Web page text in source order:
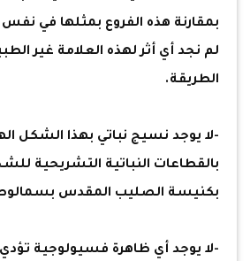
بمقارنة هذه الفروع بمثلها في
لم نجد أي أثر لهذه العلامة غير
الطريقة.
-لا يوجد نسيج نباتي بهذا الشكل
بالقطاعات النباتية التشريحية
بكنيسة الصليب المقدس
-لا يوجد أي ظاهرة فسيولوجية